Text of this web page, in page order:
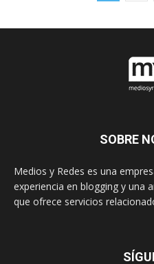
SOBRE
Medios y Redes es una
experiencia en blogging y una
que ofrece servicios